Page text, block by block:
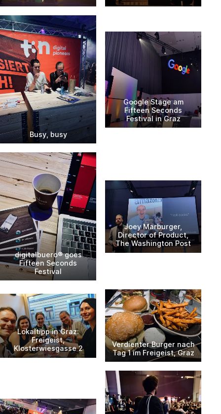
Busy, busy
Google Stage am
Fifteen Seconds
Festival in Graz
digitalbuero® goes
Fifteen Seconds
Festival
Joey Marburger,
Director of Product,
The Washington Post
Lokaltipp in Graz:
Freigeist,
Klosterwiesgasse 2
Verdienter Burger nach
Tag 1 im Freigeist, Graz